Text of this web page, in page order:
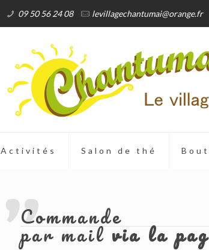
09 50 56 24 08 levillagechantumai@orange.fr
Activités Salon de thé
Commande
par mailvia la